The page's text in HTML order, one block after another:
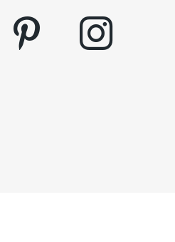
pinterest instagram